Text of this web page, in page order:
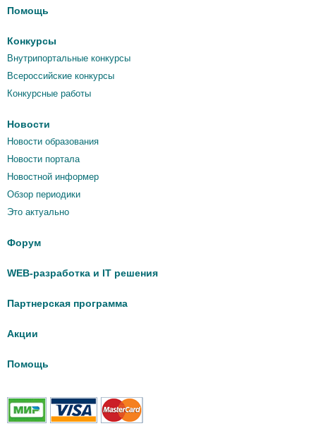
Помощь
Конкурсы
Внутрипортальные конкурсы
Всероссийские конкурсы
Конкурсные работы
Новости
Новости образования
Новости портала
Новостной информер
Обзор периодики
Это актуально
Форум
WEB-разработка и IT решения
Партнерская программа
Акции
Помощь